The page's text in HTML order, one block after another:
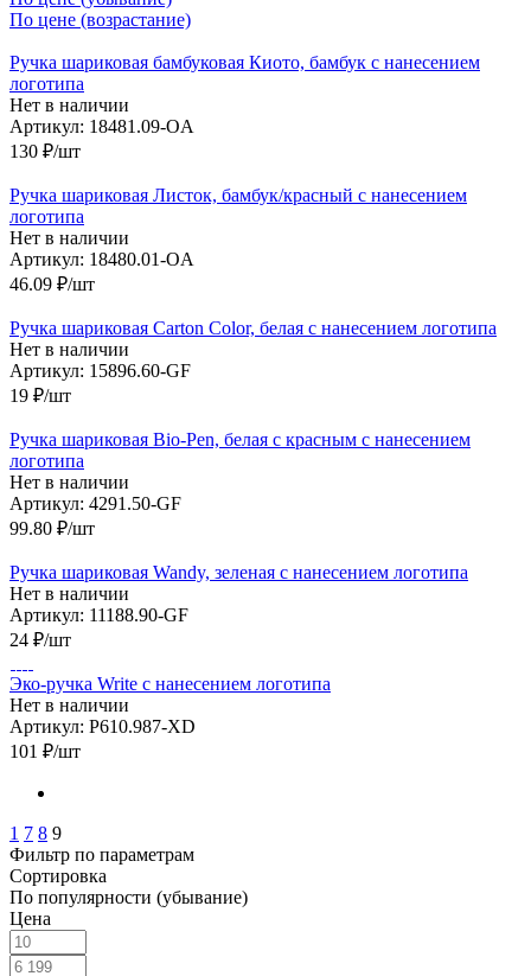
По цене (возрастание)
Ручка шариковая бамбуковая Киото, бамбук с нанесением
логотипа
Нет в наличии
Артикул: 18481.09-OA
130 ₽/шт
Ручка шариковая Листок, бамбук/красный с нанесением
логотипа
Нет в наличии
Артикул: 18480.01-OA
46.09 ₽/шт
Ручка шариковая Carton Color, белая с нанесением логотипа
Нет в наличии
Артикул: 15896.60-GF
19 ₽/шт
Ручка шариковая Bio-Pen, белая с красным с нанесением
логотипа
Нет в наличии
Артикул: 4291.50-GF
99.80 ₽/шт
Ручка шариковая Wandy, зеленая с нанесением логотипа
Нет в наличии
Артикул: 11188.90-GF
24 ₽/шт
Эко-ручка Write с нанесением логотипа
Нет в наличии
Артикул: P610.987-XD
101 ₽/шт
1 7 8 9
Фильтр по параметрам
Сортировка
По популярности (убывание)
Цена